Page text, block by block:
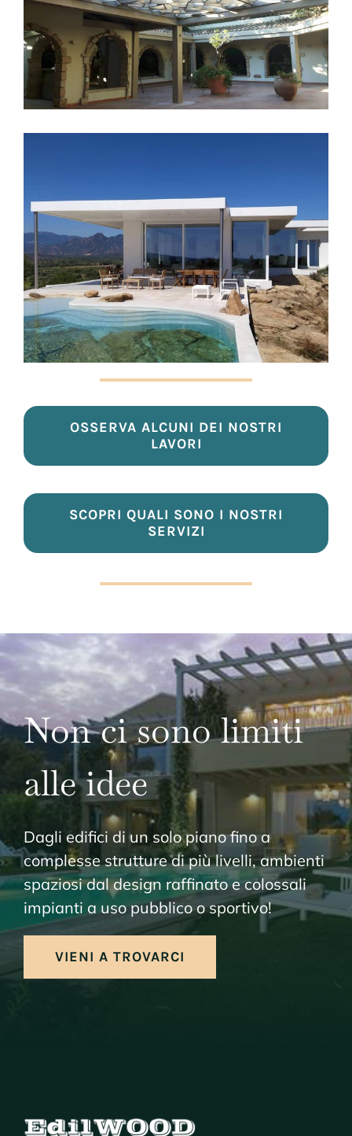
OSSERVA ALCUNI DEI NOSTRI
LAVORI
SCOPRI QUALI SONO I NOSTRI
SERVIZI
Non ci sono limiti
alle idee
Dagli edifici di un solo piano fino a
complesse strutture di più livelli, ambienti
spaziosi dal design raffinato e colossali
impianti a uso pubblico o sportivo!
VIENI A TROVARCI